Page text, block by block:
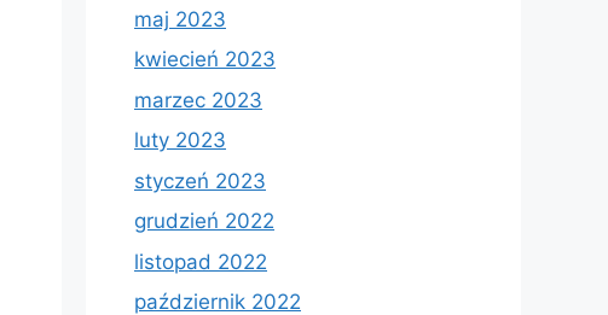
maj 2023
kwiecień 2023
marzec 2023
luty 2023
styczeń 2023
grudzień 2022
listopad 2022
październik 2022